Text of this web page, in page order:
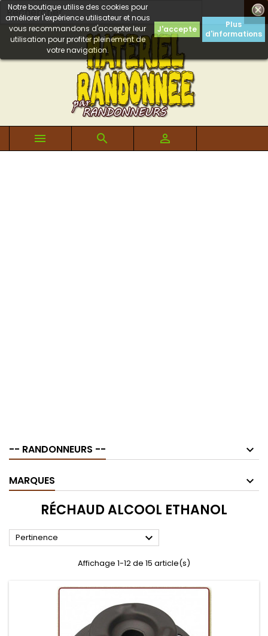

Notre boutique utilise des cookies pour
améliorer l'expérience utilisateur et nous
vous recommandons d'accepter leur
utilisation pour profiter pleinement de
votre navigation.
J'accepte
Plus
d'informations
  
-- RANDONNEURS --
MARQUES
RÉCHAUD ALCOOL ETHANOL
Pertinence 
Affichage 1-12 de 15 article(s)